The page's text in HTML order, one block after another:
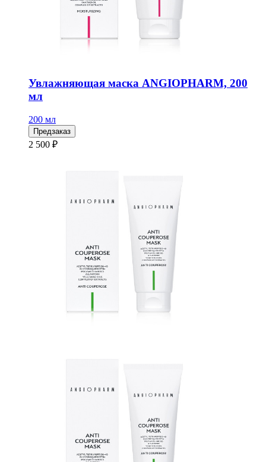
Увлажняющая маска ANGIOPHARM, 200
мл
200 мл
Предзаказ
2 500 ₽